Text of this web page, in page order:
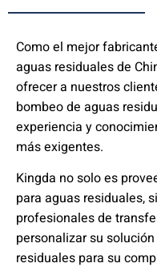
Como el mejor
aguas residuales de
ofrecer a nuestros
bombeo de aguas
experiencia y
más exigentes.
Kingda no solo es
para aguas residuales,
profesionales de
personalizar su
residuales para su